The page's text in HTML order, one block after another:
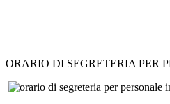
ORARIO DI SEGRETERIA PER